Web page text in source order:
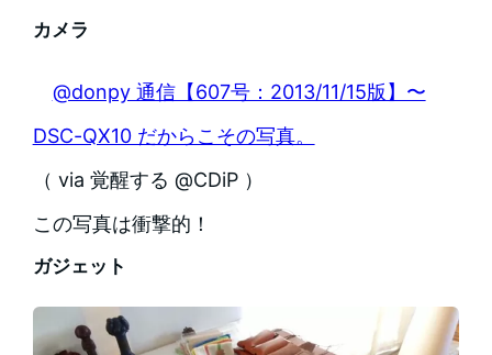
カメラ
@donpy 通信【607号：2013/11/15版】〜
DSC-QX10 だからこその写真。
（ via 覚醒する @CDiP ）
この写真は衝撃的！
ガジェット